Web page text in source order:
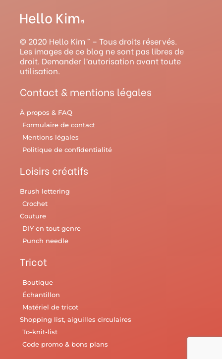
t
a
g
r
a
m
t
u
b
e
r
e
s
o
o
k
y
© 2020 Hello Kim ™ – Tous droits réservés.
Les images de ce blog ne sont pas libres de
droit. Demander l’autorisation avant toute
utilisation.
Contact & mentions légales
À propos & FAQ
Formulaire de contact
Mentions légales
Politique de confidentialité
Loisirs créatifs
Brush lettering
Crochet
Couture
DIY en tout genre
Punch needle
Tricot
Boutique
Échantillon
Matériel de tricot
Shopping list, aiguilles circulaires
To-knit-list
Code promo & bons plans